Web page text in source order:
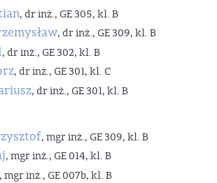
, dr inż., GE 305, kl. B
, dr inż., GE 309, kl. B
, dr inż., GE 302, kl. B
, dr inż., GE 301, kl. C
, dr inż., GE 301, kl. B
, mgr inż., GE 309, kl. B
, mgr inż., GE 014, kl. B
, mgr inż., GE 007b, kl. B